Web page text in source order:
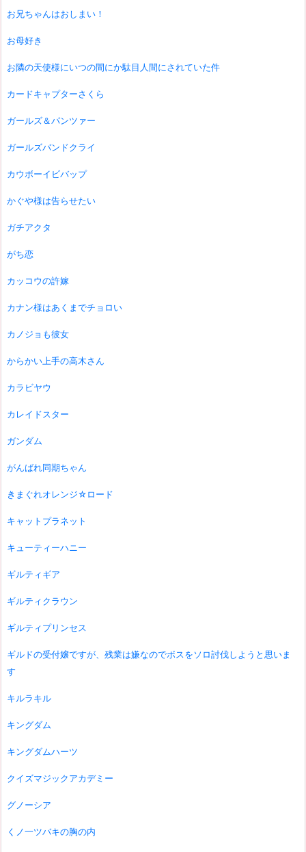
お兄ちゃんはおしまい！
お母好き
お隣の天使様にいつの間にか駄目人間にされていた件
カードキャプターさくら
ガールズ＆パンツァー
ガールズバンドクライ
カウボーイビバップ
かぐや様は告らせたい
ガチアクタ
がち恋
カッコウの許嫁
カナン様はあくまでチョロい
カノジョも彼女
からかい上手の高木さん
カラビヤウ
カレイドスター
ガンダム
がんばれ同期ちゃん
きまぐれオレンジ☆ロード
キャットプラネット
キューティーハニー
ギルティギア
ギルティクラウン
ギルティプリンセス
ギルドの受付嬢ですが、残業は嫌なのでボスをソロ討伐しようと思いま
す
キルラキル
キングダム
キングダムハーツ
クイズマジックアカデミー
グノーシア
くノ一ツバキの胸の内